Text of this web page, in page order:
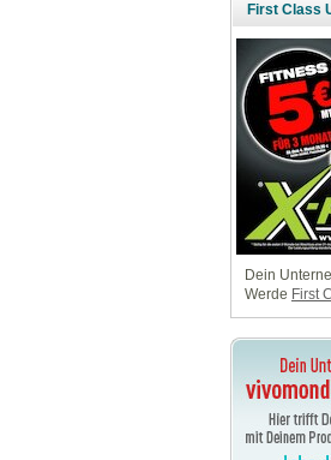
First Class
Dein
Werde First